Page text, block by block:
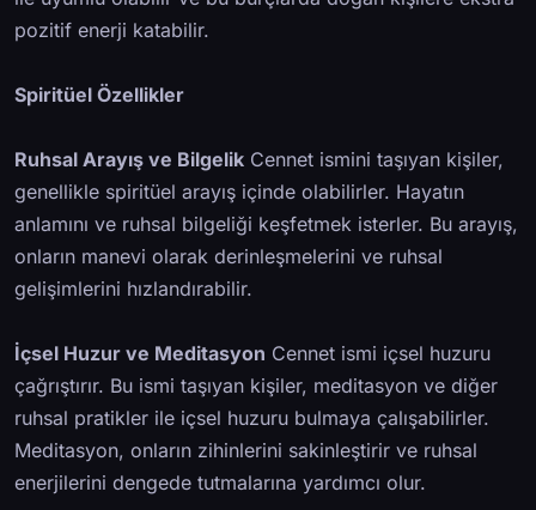
pozitif enerji katabilir.
Spiritüel Özellikler
Ruhsal Arayış ve Bilgelik Cennet ismini taşıyan kişiler,
genellikle spiritüel arayış içinde olabilirler. Hayatın
anlamını ve ruhsal bilgeliği keşfetmek isterler. Bu arayış,
onların manevi olarak derinleşmelerini ve ruhsal
gelişimlerini hızlandırabilir.
İçsel Huzur ve Meditasyon Cennet ismi içsel huzuru
çağrıştırır. Bu ismi taşıyan kişiler, meditasyon ve diğer
ruhsal pratikler ile içsel huzuru bulmaya çalışabilirler.
Meditasyon, onların zihinlerini sakinleştirir ve ruhsal
enerjilerini dengede tutmalarına yardımcı olur.